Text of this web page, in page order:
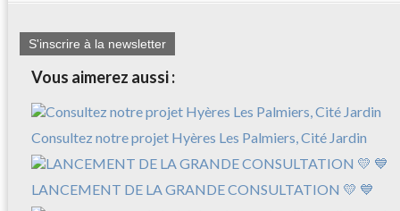
S'inscrire à la newsletter
Vous aimerez aussi :
Consultez notre projet Hyères Les Palmiers, Cité Jardin
LANCEMENT DE LA GRANDE CONSULTATION 💛 💙